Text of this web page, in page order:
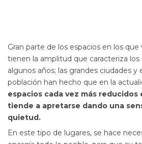
Gran parte de los espacios en los
tienen la amplitud que caracteriza los
algunos años; las grandes ciudades y
población han hecho que en la
espacios cada vez más
tiende a apretarse dando una
quietud.
En este tipo de lugares, se hace